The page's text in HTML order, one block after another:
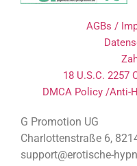
AGBs /
18 U.S.C. 2257
DMCA Policy /Anti-
G Promotion UG
Charlottenstraße 6,
support@erotische-